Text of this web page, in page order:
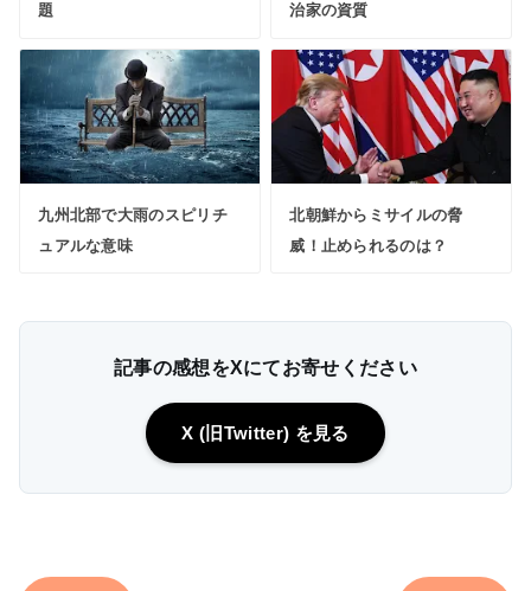
題
治家の資質
九州北部で大雨のスピリチ
ュアルな意味
北朝鮮からミサイルの脅
威！止められるのは？
記事の感想をXにてお寄せください
X (旧Twitter) を見る